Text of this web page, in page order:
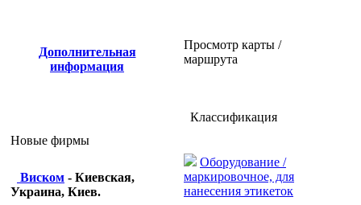
Дополнительная
информация
Новые фирмы
Виском - Киевская,
Украина, Киев.
Просмотр карты /
маршрута
Классификация
Оборудование /
маркировочное, для
нанесения этикеток